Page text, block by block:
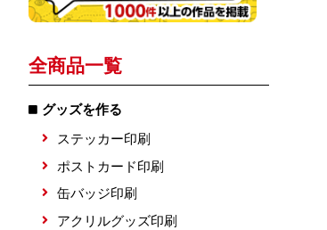
全商品一覧
グッズを作る
ステッカー印刷
ポストカード印刷
缶バッジ印刷
アクリルグッズ印刷